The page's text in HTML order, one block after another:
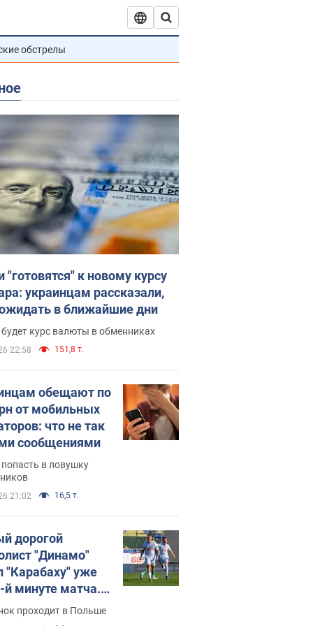
обстрелы
"готовятся" к новому курсу
украинцам рассказали,
в ближайшие дни
курс валюты в обменниках
22:58 151,8 т.
обещают по
от мобильных
что не так
сообщениями
попасть в ловушку
21:02 16,5 т.
дорогой
"Динамо"
"Карабаху" уже
й минуте матча.
проходит в Польше